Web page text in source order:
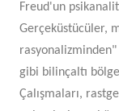
Freud'un
Gerçeküstücüler,
rasyonalizminden"
gibi bilinçaltı
Çalışmaları,